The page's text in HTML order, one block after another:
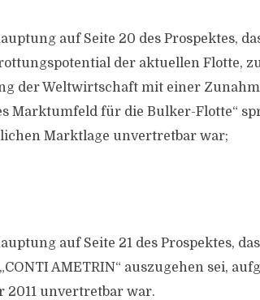
auf Seite 20 des Prospektes,
der aktuellen Flotte,
der Weltwirtschaft mit einer
Marktumfeld für die Bulker-Flotte“
Marktlage unvertretbar war;
auf Seite 21 des Prospektes,
AMETRIN“ auszugehen sei,
2011 unvertretbar war.